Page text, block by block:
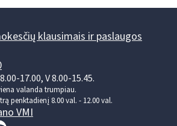
klausimais ir paslaugos
17.00, V 8.00-15.45.
valanda trumpiau.
penktadienį 8.00 val. - 12.00 val.
VMI